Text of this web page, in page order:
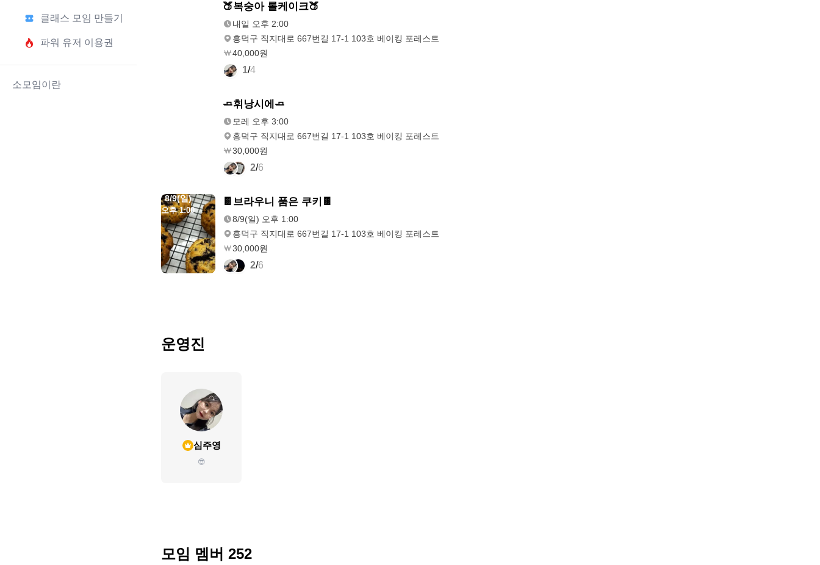
클래스 모임 만들기
파워 유저 이용권
소모임이란
🍑복숭아 롤케이크🍑
내일 오후 2:00
흥덕구 직지대로 667번길 17-1 103호 베이킹 포레스트
40,000원
1/4
🧈휘낭시에🧈
모레 오후 3:00
흥덕구 직지대로 667번길 17-1 103호 베이킹 포레스트
30,000원
2/6
8/9(일)
오후 1:00
🍫브라우니 품은 쿠키🍫
8/9(일) 오후 1:00
흥덕구 직지대로 667번길 17-1 103호 베이킹 포레스트
30,000원
2/6
운영진
심주영
😎
모임 멤버 252